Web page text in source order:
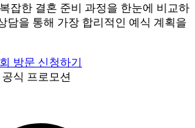
잡한 결혼 준비 과정을 한눈에 비교하
담을 통해 가장 합리적인 예식 계획을
식 프로모션